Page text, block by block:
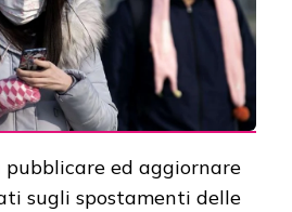
pubblicare ed aggiornare
sugli spostamenti delle